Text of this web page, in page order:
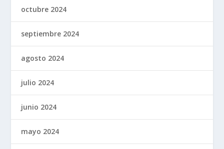
octubre 2024
septiembre 2024
agosto 2024
julio 2024
junio 2024
mayo 2024